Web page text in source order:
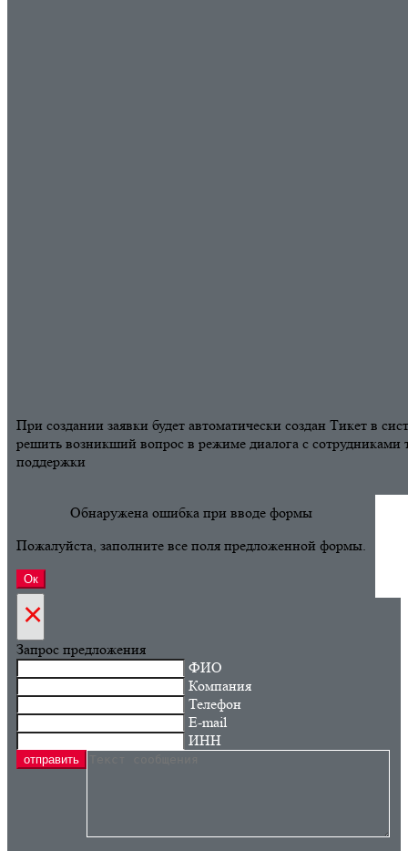
При создании заявки будет автоматически создан Тикет в
решить возникший вопрос в режиме диалога с сотрудниками
поддержки
Обнаружена ошибка при вводе формы
Пожалуйста, заполните все поля предложенной формы.
×
Запрос предложения
ФИО
Компания
Телефон
E-mail
ИНН